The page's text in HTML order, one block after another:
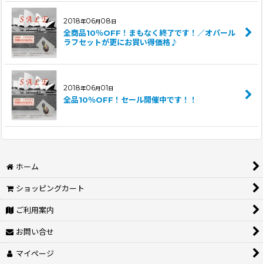
2018年06月08日
全商品10％OFF！まもなく終了です！／オパール
ラフセットが更にお買い得価格♪
2018年06月01日
全品10％OFF！セール開催中です！！
ホーム
ショッピングカート
ご利用案内
お問い合せ
マイページ